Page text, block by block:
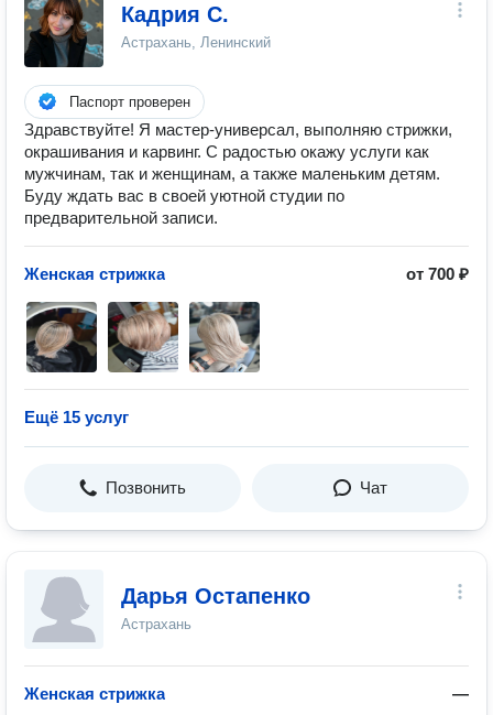
Кадрия С.
Астрахань, Ленинский
Паспорт проверен
Здравствуйте! Я мастер-универсал, выполняю стрижки,
окрашивания и карвинг. С радостью окажу услуги как
мужчинам, так и женщинам, а также маленьким детям.
Буду ждать вас в своей уютной студии по
предварительной записи.
Женская стрижка от 700 ₽
Ещё 15 услуг
Позвонить Чат
Дарья Остапенко
Астрахань
Женская стрижка —